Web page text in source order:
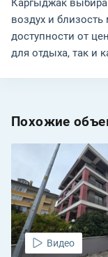
Каргыджак
воздух и
доступности от
для отдыха, так и
Похожие
Видео